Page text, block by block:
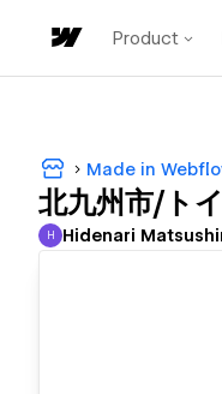
Product
Made in
北九州市/ト
Hidenari Matsushima
H Hidenari